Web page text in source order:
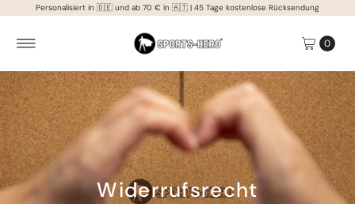
Direkt zum Inhalt
Personalisiert in 🇩🇪 und ab 70 € in 🇦🇹 | 45 Tage kostenlose Rücksendung
0
Widerrufsrecht